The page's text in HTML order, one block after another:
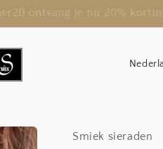
1-2 werkdagen • iDEAL
L
d
Smiek sieraden